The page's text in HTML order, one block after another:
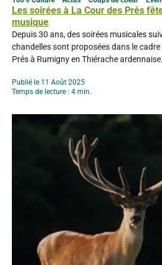
Les soirées à La Cour des Prés
musique
Depuis 30 ans, des soirées musicales
chandelles sont proposées dans le
Prés à Rumigny en Thiérache
Prés » vous invite à vivre un week-end
août...
Publié le 11 Août 2025
Temps de lecture : 4 min.